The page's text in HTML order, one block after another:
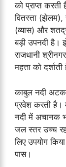
को प्राप्त
वितस्ता (झेलम),
(व्यास) और
बड़ी उपनदी है।
राजधानी
महत्ता को दर्शाती
काबुल नदी अटक
प्रवेश करती है।
नदी में अचानक
जल स्तर उच्च
लिए उपयोग
पास।